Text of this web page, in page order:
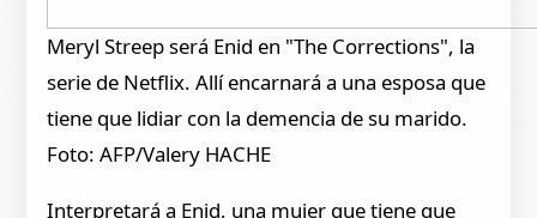
Meryl Streep será Enid en "The Corrections", la
serie de Netflix. Allí encarnará a una esposa que
tiene que lidiar con la demencia de su marido.
Foto: AFP/Valery HACHE
Interpretará a Enid, una mujer que tiene que